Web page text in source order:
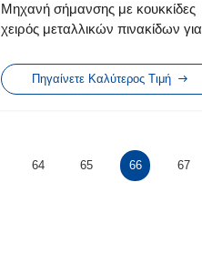
Μηχανή σήμανσης με κουκκίδες
χειρός μεταλλικών πινακίδων για
Πηγαίνετε Καλύτερος Τιμή
64 65 66 67